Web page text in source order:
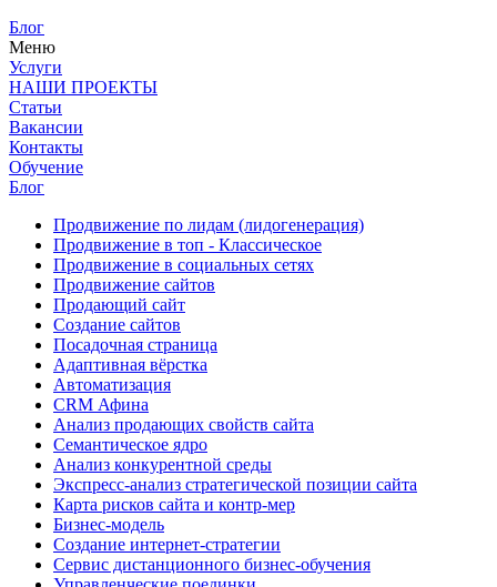
Блог
Меню
Услуги
НАШИ ПРОЕКТЫ
Статьи
Вакансии
Контакты
Обучение
Блог
Продвижение по лидам (лидогенерация)
Продвижение в топ - Классическое
Продвижение в социальных сетях
Продвижение сайтов
Продающий сайт
Создание сайтов
Посадочная страница
Адаптивная вёрстка
Автоматизация
CRM Афина
Анализ продающих свойств сайта
Семантическое ядро
Анализ конкурентной среды
Экспресс-анализ стратегической позиции сайта
Карта рисков сайта и контр-мер
Бизнес-модель
Создание интернет-стратегии
Сервис дистанционного бизнес-обучения